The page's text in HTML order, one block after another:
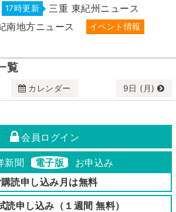
17時更新 三重 東紀州ニュース
南地方ニュース イベント情報
覧
カレンダー 9日 (月)
火 水 木 金
土
3 4 5 6
7
10 11 12
17 18 19
24 25 26
会員ログイン
新聞 電子版
お申込み
読申し込み月は無料
読申し込み（１週間 無料）